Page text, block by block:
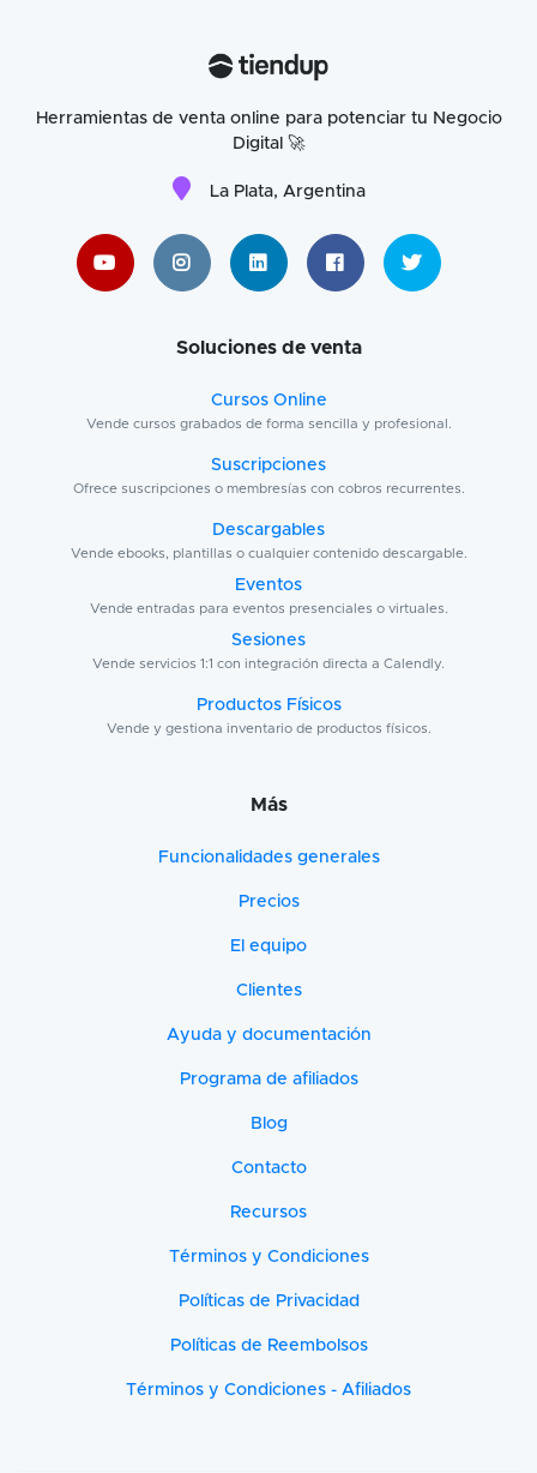
Herramientas de venta online para potenciar tu Negocio
Digital 🚀
La Plata, Argentina
Soluciones de venta
Cursos Online
Vende cursos grabados de forma sencilla y profesional.
Suscripciones
Ofrece suscripciones o membresías con cobros recurrentes.
Descargables
Vende ebooks, plantillas o cualquier contenido descargable.
Eventos
Vende entradas para eventos presenciales o virtuales.
Sesiones
Vende servicios 1:1 con integración directa a Calendly.
Productos Físicos
Vende y gestiona inventario de productos físicos.
Más
Funcionalidades generales
Precios
El equipo
Clientes
Ayuda y documentación
Programa de afiliados
Blog
Contacto
Recursos
Términos y Condiciones
Políticas de Privacidad
Políticas de Reembolsos
Términos y Condiciones - Afiliados